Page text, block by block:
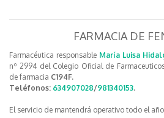
FARMACIA DE
Farmacéutica responsable María Luisa
nº 2994 del Colegio Oficial de
de farmacia C194F.
Teléfonos: 634907028/981340153.
El servicio de mantendrá operativo todo el